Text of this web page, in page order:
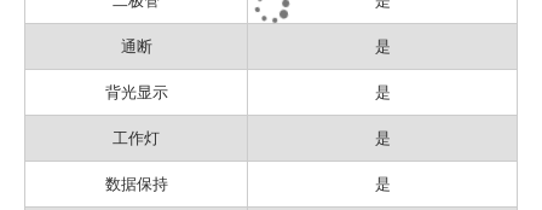
通断
是
背光显示
是
工作灯
是
数据保持
是